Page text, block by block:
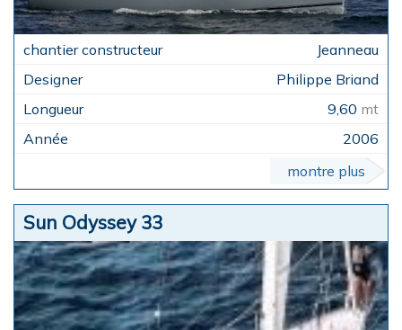
Jeanneau
Philippe Briand
9,60 mt
2006
montre plus
Sun Odyssey 33